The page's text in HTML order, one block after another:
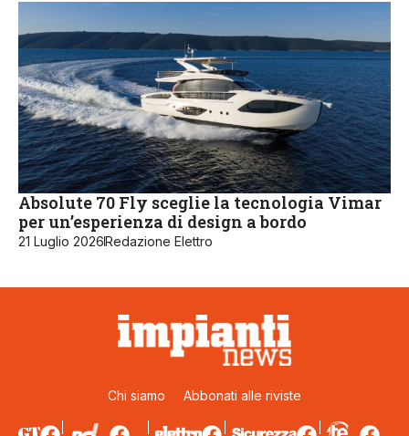
Absolute 70 Fly sceglie la tecnologia Vimar
per un’esperienza di design a bordo
21 Luglio 2026Redazione Elettro
Chi siamo Abbonati alle riviste